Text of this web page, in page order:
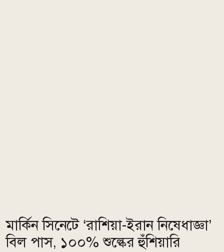
মার্কিন সিনেটে ‘রাশিয়া-ইরান নিষেধাজ্ঞা’
বিল পাস, ১০০% শুল্কের হুঁশিয়ারি